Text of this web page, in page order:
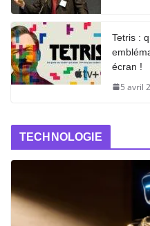
Tetris :
écran !
5 avril
TECHNOLOGIE